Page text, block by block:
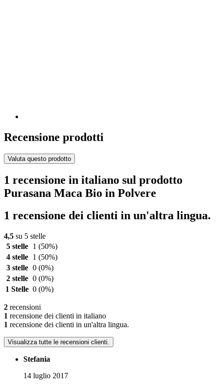
Recensione prodotti
Valuta questo prodotto
1 recensione in italiano sul prodotto
Purasana Maca Bio in Polvere
1 recensione dei clienti in un'altra lingua.
4,5 su 5 stelle
5 stelle
1 (50%)
4 stelle
1 (50%)
3 stelle 0 (0%)
2 stelle 0 (0%)
1 Stelle 0 (0%)
2 recensioni
1 recensione dei clienti in italiano
1 recensione dei clienti in un'altra lingua.
Visualizza tutte le recensioni clienti.
Stefania
14 luglio 2017